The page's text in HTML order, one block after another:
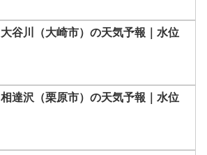
大谷川（大崎市）の天気予報｜水位
相達沢（栗原市）の天気予報｜水位